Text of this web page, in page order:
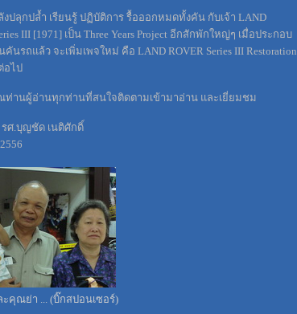
งปลุกปล้ำ เรียนรู้ ปฏิบัติการ รื้อออกหมดทั้งคัน กับเจ้า LAND
III [1971] เป็น Three Years Project อีกสักพักใหญ่ๆ เมื่อประกอบ
นรถแล้ว จะเพิ่มเพจใหม่ คือ LAND ROVER Series III Restoration
อไป
านผู้อ่านทุกท่านที่สนใจติดตามเข้ามาอ่าน และเยี่ยมชม
ศ.บุญชัด เนติศักดิ์
คุณย่า ... (บิ๊กสปอนเซอร์)